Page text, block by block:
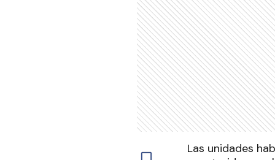
Las unidades